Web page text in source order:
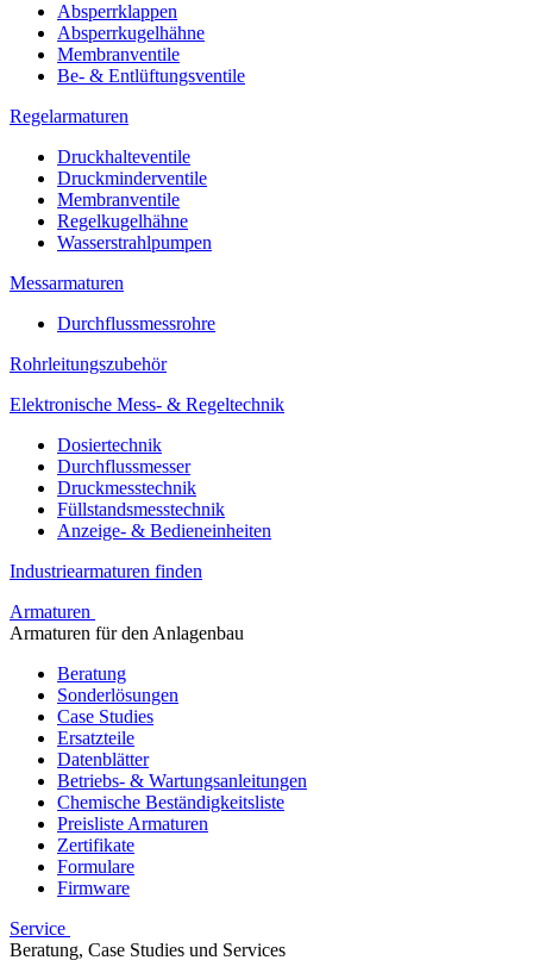
Absperrklappen
Absperrkugelhähne
Membranventile
Be- & Entlüftungsventile
Regelarmaturen
Druckhalteventile
Druckminderventile
Membranventile
Regelkugelhähne
Wasserstrahlpumpen
Messarmaturen
Durchflussmessrohre
Rohrleitungszubehör
Elektronische Mess- & Regeltechnik
Dosiertechnik
Durchflussmesser
Druckmesstechnik
Füllstandsmesstechnik
Anzeige- & Bedieneinheiten
Industriearmaturen finden
Armaturen
Armaturen für den Anlagenbau
Beratung
Sonderlösungen
Case Studies
Ersatzteile
Datenblätter
Betriebs- & Wartungsanleitungen
Chemische Beständigkeitsliste
Preisliste Armaturen
Zertifikate
Formulare
Firmware
Service
Beratung, Case Studies und Services